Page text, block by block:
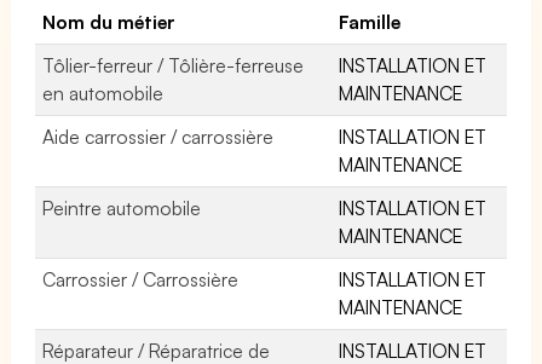
Nom du métier
Famille
Tôlier-ferreur / Tôlière-ferreuse
en automobile
INSTALLATION ET
MAINTENANCE
Aide carrossier / carrossière
INSTALLATION ET
MAINTENANCE
Peintre automobile
INSTALLATION ET
MAINTENANCE
Carrossier / Carrossière
INSTALLATION ET
MAINTENANCE
Réparateur / Réparatrice de
INSTALLATION ET